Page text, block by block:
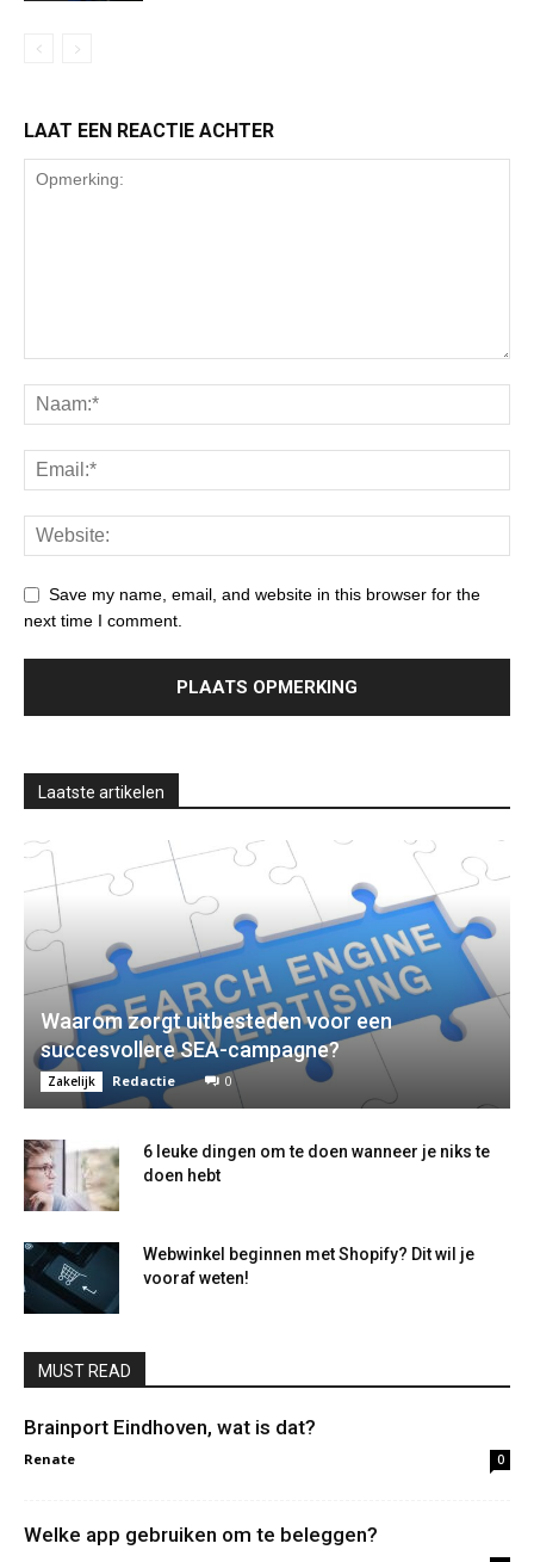
LAAT EEN REACTIE ACHTER
Save my name, email, and website in this browser for the
next time I comment.
Laatste artikelen
Waarom zorgt uitbesteden voor een
succesvollere SEA-campagne?
Zakelijk Redactie 0
6 leuke dingen om te doen wanneer je niks te
doen hebt
Webwinkel beginnen met Shopify? Dit wil je
vooraf weten!
MUST READ
Brainport Eindhoven, wat is dat?
Renate 0
Welke app gebruiken om te beleggen?